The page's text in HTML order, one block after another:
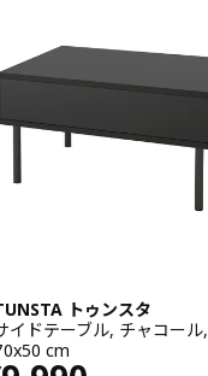
トゥンスタ
イドテーブル, チャコール,
cm